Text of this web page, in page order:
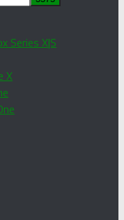
Series X|S
X